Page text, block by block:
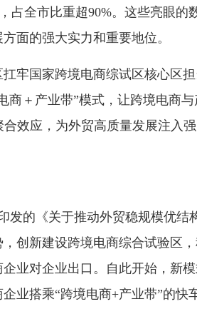
占全市比重超90%。这些亮眼的
面的强大实力和重要地位。
国家跨境电商综试区核心区担
商＋产业带”模式，让跨境电商
效应，为外贸高质量发展注入强
的《关于推动外贸稳规模优结
创新建设跨境电商综合试验区
业对企业出口。自此开始，新
业搭乘“跨境电商+产业带”的快